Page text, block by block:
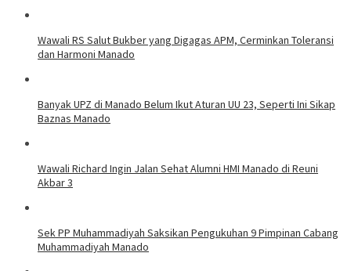
Wawali RS Salut Bukber yang Digagas APM, Cerminkan Toleransi
dan Harmoni Manado
Banyak UPZ di Manado Belum Ikut Aturan UU 23, Seperti Ini Sikap
Baznas Manado
Wawali Richard Ingin Jalan Sehat Alumni HMI Manado di Reuni
Akbar 3
Sek PP Muhammadiyah Saksikan Pengukuhan 9 Pimpinan Cabang
Muhammadiyah Manado